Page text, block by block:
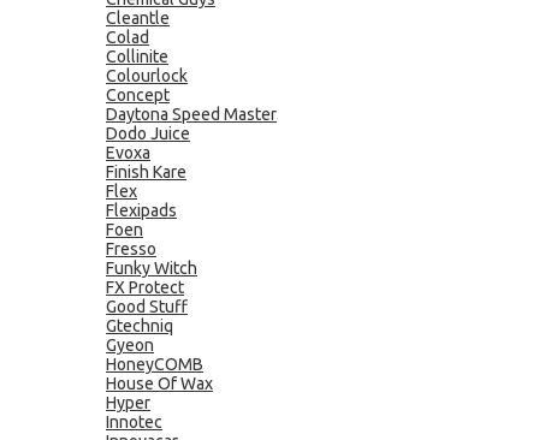
Cleantle
Colad
Collinite
Colourlock
Concept
Daytona Speed Master
Dodo Juice
Evoxa
Finish Kare
Flex
Flexipads
Foen
Fresso
Funky Witch
FX Protect
Good Stuff
Gtechniq
Gyeon
HoneyCOMB
House Of Wax
Hyper
Innotec